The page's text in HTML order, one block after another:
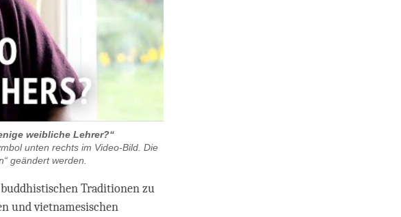
weibliche Lehrer?“
unten rechts im Video-Bild. Die
geändert werden.
Traditionen zu
und vietnamesischen